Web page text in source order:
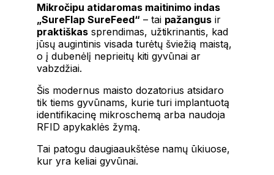
Mikročipu atidaromas maitinimo indas
„SureFlap SureFeed“ – tai pažangus ir
praktiškassprendimas, užtikrinantis, kad
jūsų augintinis visada turėtų šviežią maistą,
o į dubenėlį neprieitų kiti gyvūnai ar
vabzdžiai.
Šis modernus maisto dozatorius atsidaro
tik tiems gyvūnams, kurie turi implantuotą
identifikacinę mikroschemą arba naudoja
RFID apykaklės žymą.
Tai patogu daugiaaukštėse namų ūkiuose,
kur yra keliai gyvūnai.